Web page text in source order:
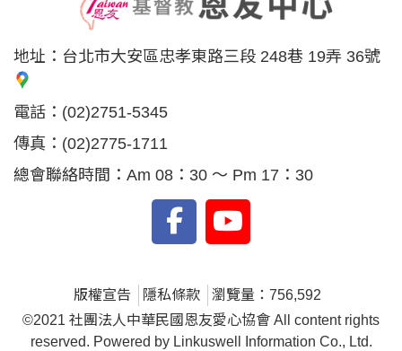
地址： 台北市大安區忠孝東路三段 248巷 19弄 36號
電話： (02)2751-5345
傳真： (02)2775-1711
總會聯絡時間：Am 08：30 ～ Pm 17：30
版權宣告 隱私條款
瀏覽量：756,592
©2021 社團法人中華民國恩友愛心協會 All content rights
reserved. Powered by Linkuswell Information Co., Ltd.